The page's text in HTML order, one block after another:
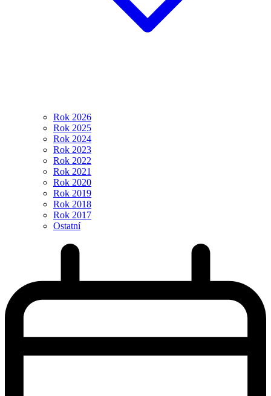
Rok 2026
Rok 2025
Rok 2024
Rok 2023
Rok 2022
Rok 2021
Rok 2020
Rok 2019
Rok 2018
Rok 2017
Ostatní